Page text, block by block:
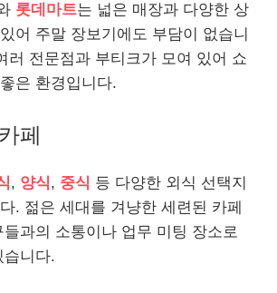
롯데마트는 넓은 매장과 다양한 상
어 주말 장보기에도 부담이 없습니
러 전문점과 부티크가 모여 있어 쇼
은 환경입니다.
페
, 양식, 중식 등 다양한 외식 선택지
. 젊은 세대를 겨냥한 세련된 카페
과의 소통이나 업무 미팅 장소로
습니다.